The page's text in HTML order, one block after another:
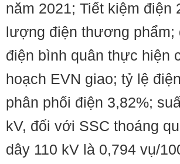
năm 2021; Tiết kiệm điện
lượng điện thương phẩm;
điện bình quân thực hiện
hoạch EVN giao; tỷ lệ
phân phối điện 3,82%;
kV, đối với SSC thoáng
dây 110 kV là 0,794 vụ/